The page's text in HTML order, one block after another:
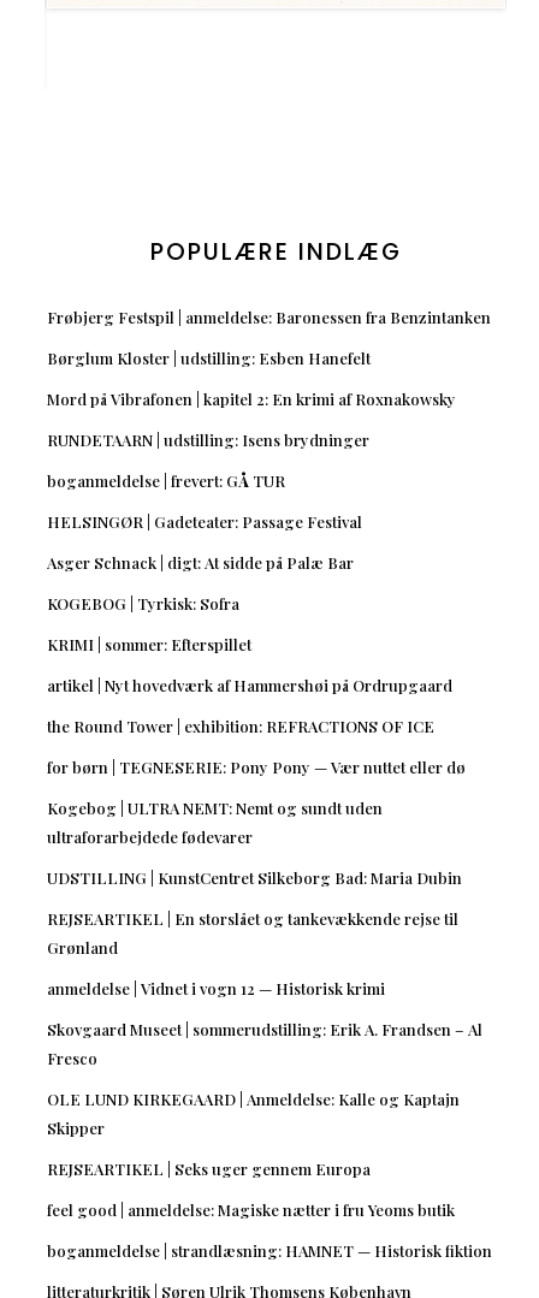
POPULÆRE INDLÆG
Frøbjerg Festspil | anmeldelse: Baronessen fra Benzintanken
Børglum Kloster | udstilling: Esben Hanefelt
Mord på Vibrafonen | kapitel 2: En krimi af Roxnakowsky
RUNDETAARN | udstilling: Isens brydninger
boganmeldelse | frevert: GÅ TUR
HELSINGØR | Gadeteater: Passage Festival
Asger Schnack | digt: At sidde på Palæ Bar
KOGEBOG | Tyrkisk: Sofra
KRIMI | sommer: Efterspillet
artikel | Nyt hovedværk af Hammershøi på Ordrupgaard
the Round Tower | exhibition: REFRACTIONS OF ICE
for børn | TEGNESERIE: Pony Pony — Vær nuttet eller dø
Kogebog | ULTRA NEMT: Nemt og sundt uden
ultraforarbejdede fødevarer
UDSTILLING | KunstCentret Silkeborg Bad: Maria Dubin
REJSEARTIKEL | En storslået og tankevækkende rejse til
Grønland
anmeldelse | Vidnet i vogn 12 — Historisk krimi
Skovgaard Museet | sommerudstilling: Erik A. Frandsen – Al
Fresco
OLE LUND KIRKEGAARD | Anmeldelse: Kalle og Kaptajn
Skipper
REJSEARTIKEL | Seks uger gennem Europa
feel good | anmeldelse: Magiske nætter i fru Yeoms butik
boganmeldelse | strandlæsning: HAMNET — Historisk fiktion
litteraturkritik | Søren Ulrik Thomsens København